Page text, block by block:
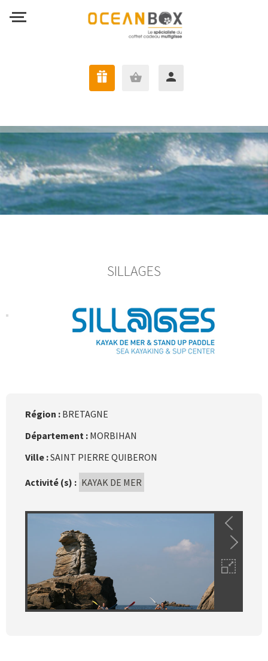
SILLAGES
Région : BRETAGNE
Département : MORBIHAN
Ville :SAINT PIERRE QUIBERON
Activité (s) : KAYAK DE MER